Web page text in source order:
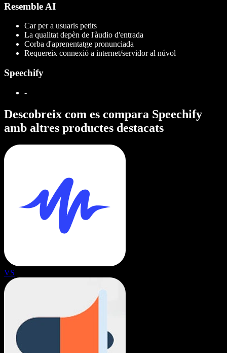
Resemble AI
Car per a usuaris petits
La qualitat depèn de l'àudio d'entrada
Corba d'aprenentatge pronunciada
Requereix connexió a internet/servidor al núvol
Speechify
-
Descobreix com es compara Speechify
amb altres productes destacats
VS